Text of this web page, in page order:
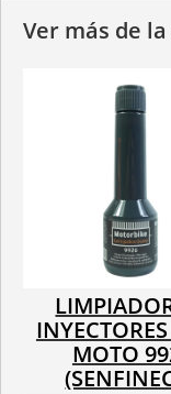
Ver más de
MOTO